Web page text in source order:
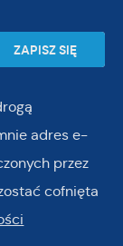
adres e-
przez
cofnięta